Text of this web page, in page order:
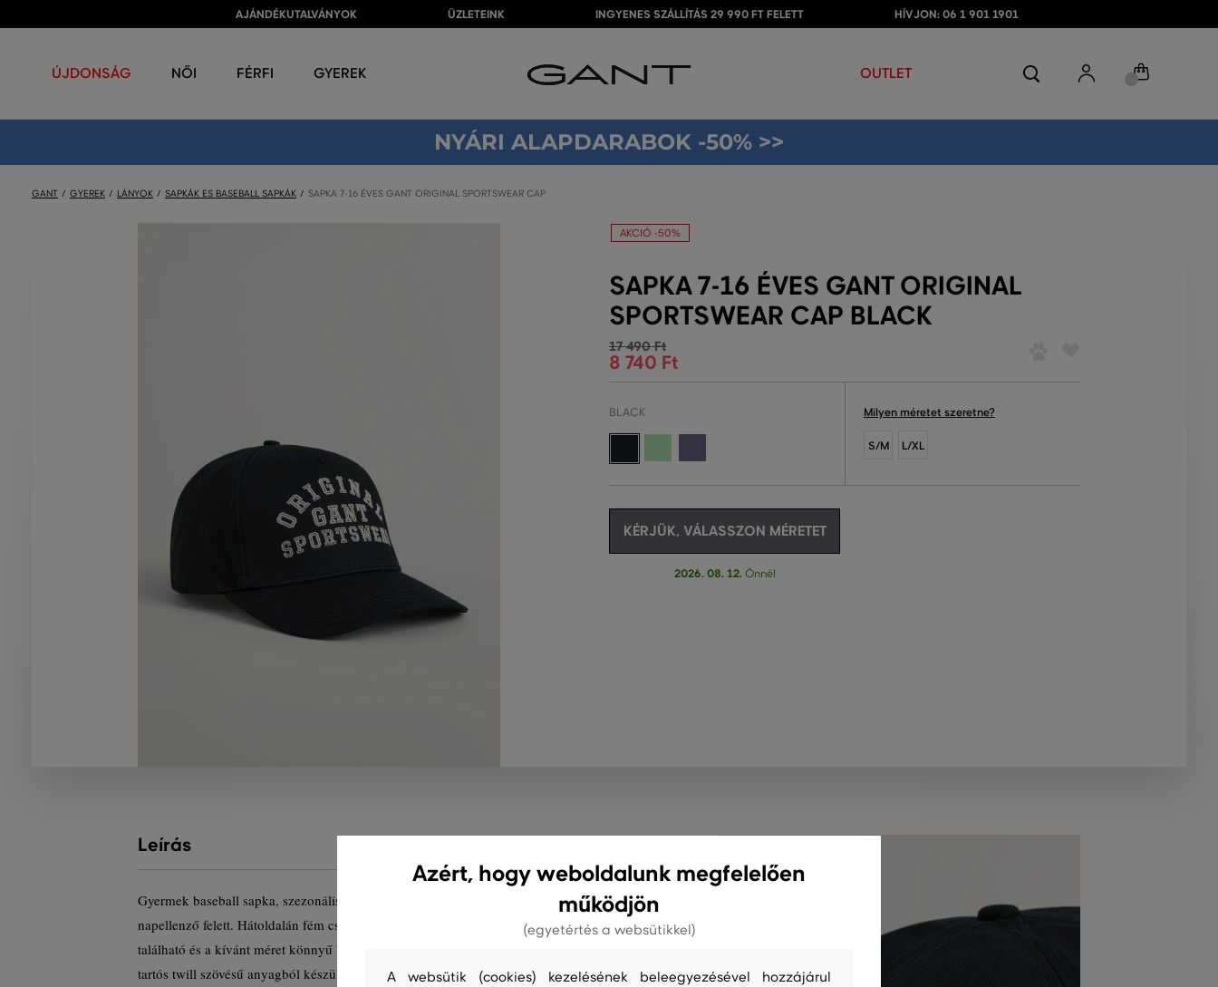
AJÁNDÉKUTALVÁNYOK ÜZLETEINK INGYENES SZÁLLÍTÁS 29 990 FT FELETT HÍVJON: 06 1 901 1901
ÚJDONSÁG NŐI FÉRFI GYEREK OUTLET
NYÁRI ALAPDARABOK -50% >>
GANT GYEREK LÁNYOK SAPKÁK ES BASEBALL SAPKÁK SAPKA 7-16 ÉVES GANT ORIGINAL SPORTSWEAR CAP
AKCIÓ -50%
SAPKA 7-16 ÉVES GANT ORIGINAL
SPORTSWEAR CAP BLACK
17 490 Ft
8 740 Ft
BLACK Milyen méretet szeretne?
S/M L/XL
KÉRJÜK, VÁLASSZON MÉRETET
2026. 08. 12.Önnél
Leírás
Gyermek baseball sapka, szezonális márkajelzéssel és kontrasztos mintával a
napellenző felett. Hátoldalán fém csattal, amelyen gravírozott márkajelzés
található és a kívánt méret könnyű beállításában segít. Prémium eredetű és
tartós twill szövésű anyagból készült. A prémium minőségű pamutszál
Azért, hogy weboldalunk megfelelően
működjön
(egyetértés a websütikkel)
A websütik (cookies) kezelésének beleegyezésével hozzájárul